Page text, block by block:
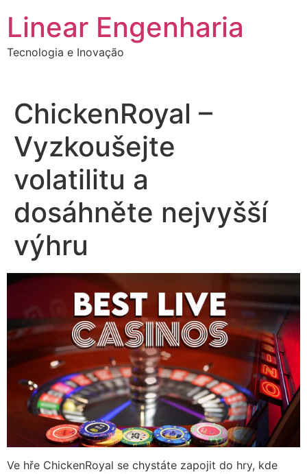
conteúdo
Linear Engenharia
Tecnologia e Inovação
ChickenRoyal –
Vyzkoušejte
volatilitu a
dosáhněte nejvyšší
výhru
Ve hře ChickenRoyal se chystáte zapojit do hry, kde